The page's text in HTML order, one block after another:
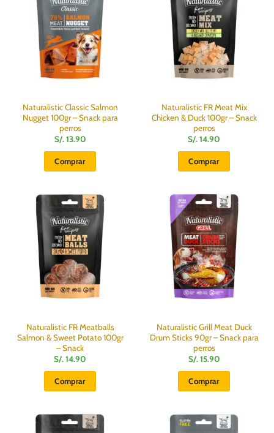
Naturalistic Classic Salmon
Nugget 100gr – Snack para
perros
S/.13.90
Comprar
Naturalistic FR Meat Mix
Chicken & Duck 100gr – Snack
perros
S/.14.90
Comprar
Naturalistic FR Meatballs
Salmon & Sweet Potato 100gr
– Snack
S/.14.90
Comprar
Naturalistic Grill Meat Duck
Drum Sticks 90gr – Snack para
perros
S/.15.90
Comprar